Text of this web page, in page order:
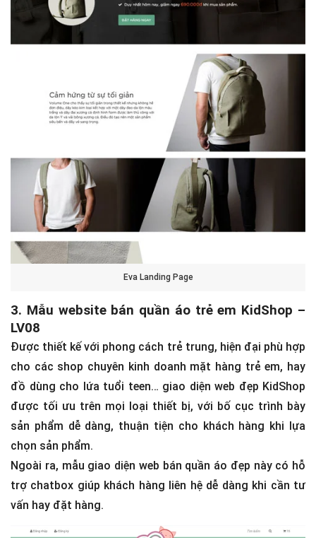
Eva Landing Page
3. Mẫu website bán quần áo trẻ em KidShop –
LV08
Được thiết kế với phong cách trẻ trung, hiện đại phù hợp
cho các shop chuyên kinh doanh mặt hàng trẻ em, hay
đồ dùng cho lứa tuổi teen… giao diện web đẹp KidShop
được tối ưu trên mọi loại thiết bị, với bố cục trình bày
sản phẩm dễ dàng, thuận tiện cho khách hàng khi lựa
chọn sản phẩm.
Ngoài ra, mẫu giao diện web bán quần áo đẹp này có hỗ
trợ chatbox giúp khách hàng liên hệ dễ dàng khi cần tư
vấn hay đặt hàng.